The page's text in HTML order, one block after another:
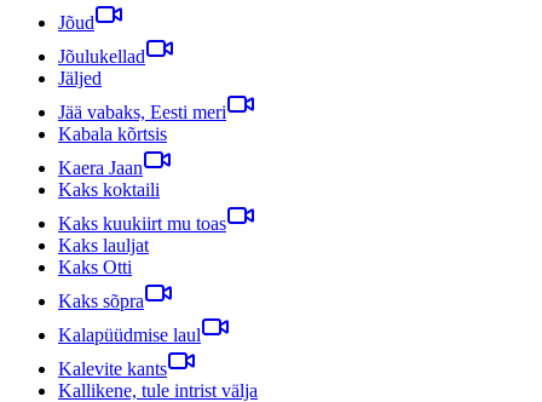
Jõud
Jõulukellad
Jäljed
Jää vabaks, Eesti meri
Kabala kõrtsis
Kaera Jaan
Kaks koktaili
Kaks kuukiirt mu toas
Kaks lauljat
Kaks Otti
Kaks sõpra
Kalapüüdmise laul
Kalevite kants
Kallikene, tule intrist välja